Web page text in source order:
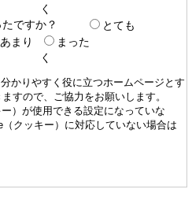
く
ですか？
とても
あまり
まった
く
かりやすく役に立つホームページとす
すので、ご協力をお願いします。
）が使用できる設定になっていな
クッキー）に対応していない場合は